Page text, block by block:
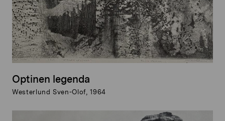
Optinen legenda
Westerlund Sven-Olof, 1964